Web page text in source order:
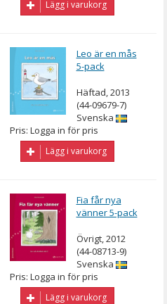
Lägg i varukorg
Leo är en mås
5-pack
Häftad, 2013
(44-09679-7)
Svenska
Pris: Logga in för pris
Lägg i varukorg
Fia får nya
vänner 5-pack
Övrigt, 2012
(44-08713-9)
Svenska
Pris: Logga in för pris
Lägg i varukorg